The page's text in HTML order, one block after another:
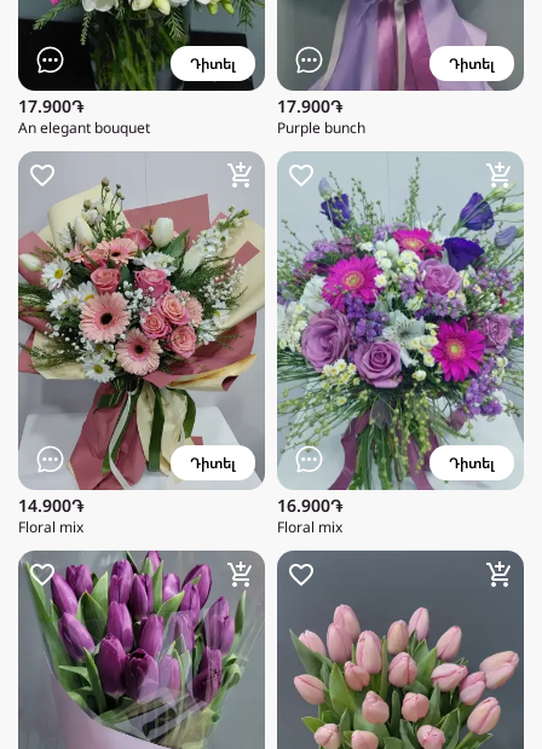
Դիտել
17.900֏
An elegant bouquet
Դիտել
17.900֏
Purple bunch
Դիտել
14.900֏
Floral mix
Դիտել
16.900֏
Floral mix